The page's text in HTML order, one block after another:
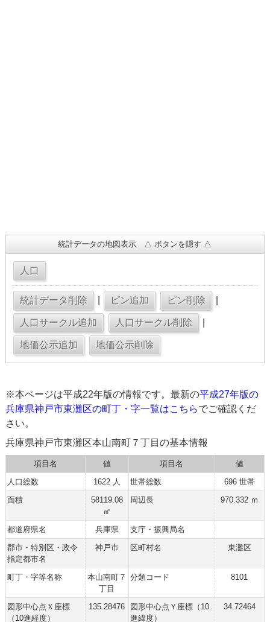
統計データの地図表示 △ ボタンを隠す △
※本ページは平成22年版の情報です。最新の平成27年版の
兵庫県神戸市東灘区の町丁・字一覧はこちらでご確認くだ
さい。
兵庫県神戸市東灘区本山南町７丁目の基本情報
項目名 値 項目名
値
人口総数
1622 人 世帯総数
696 世帯
面積
58119.08
㎡
周辺長 970.332 ｍ
都道府県名 兵庫県
支庁・振興局名
郡市・特別区・政令
指定都市名
神戸市 区町村名 東灘区
町丁・字等名称
本山南町７
丁目
分類コード 8101
図形中心点Ｘ座標
（10進経度）
135.28476
図形中心点Ｙ座標（10
進緯度）
34.72464